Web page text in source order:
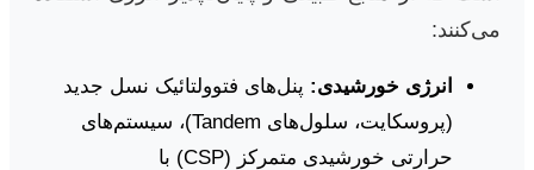
می‌کنند:
انرژی خورشیدی: پنل‌های فتوولتائیک نسل جدید
(پروسکایت، سلول‌های Tandem)، سیستم‌های
حرارتی خورشیدی متمرکز (CSP) با